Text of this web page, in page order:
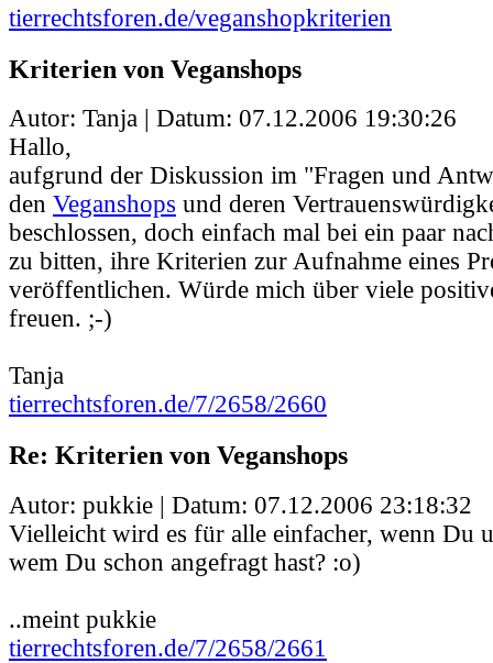
tierrechtsforen.de/veganshopkriterien
Kriterien von Veganshops
Autor: Tanja | Datum: 07.12.2006 19:30:26
Hallo,
aufgrund der Diskussion im "Fragen und
den Veganshops und deren
beschlossen, doch einfach mal bei ein paar
zu bitten, ihre Kriterien zur Aufnahme eines
veröffentlichen. Würde mich über viele
freuen. ;-)
Tanja
tierrechtsforen.de/7/2658/2660
Re: Kriterien von Veganshops
Autor: pukkie | Datum: 07.12.2006 23:18:32
Vielleicht wird es für alle einfacher, wenn Du
wem Du schon angefragt hast? :o)
..meint pukkie
tierrechtsforen.de/7/2658/2661